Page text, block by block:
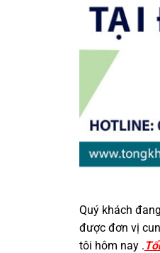
Quý khách
được đơn vị
tôi hôm nay .